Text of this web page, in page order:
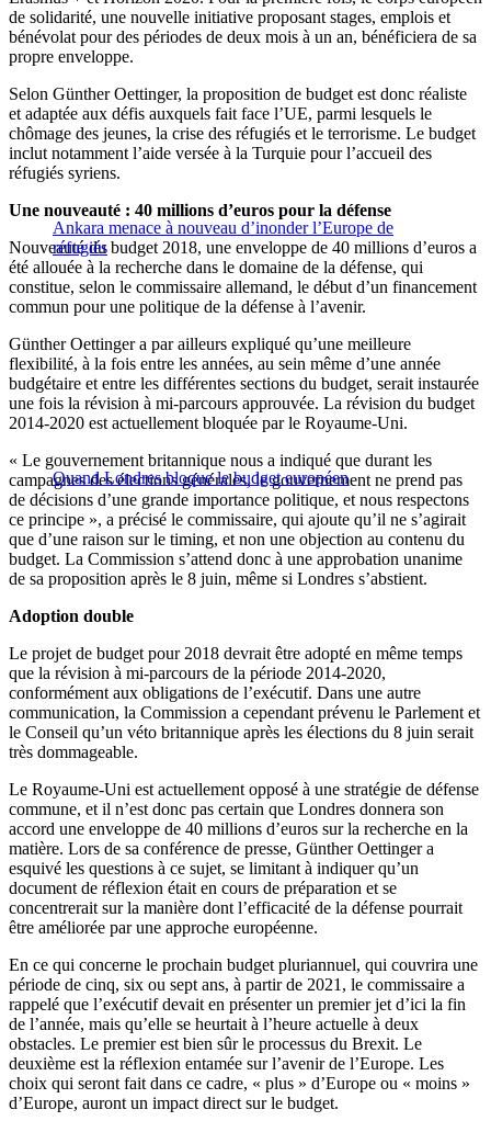
de solidarité, une nouvelle initiative proposant stages, emplois et
bénévolat pour des périodes de deux mois à un an, bénéficiera de sa
propre enveloppe.
Selon Günther Oettinger, la proposition de budget est donc réaliste
et adaptée aux défis auxquels fait face l’UE, parmi lesquels le
chômage des jeunes, la crise des réfugiés et le terrorisme. Le budget
inclut notamment l’aide versée à la Turquie pour l’accueil des
réfugiés syriens.
Ankara menace à nouveau d’inonder l’Europe de
réfugiés
Une nouveauté : 40 millions d’euros pour la défense
Nouveauté du budget 2018, une enveloppe de 40 millions d’euros a
été allouée à la recherche dans le domaine de la défense, qui
constitue, selon le commissaire allemand, le début d’un financement
commun pour une politique de la défense à l’avenir.
Günther Oettinger a par ailleurs expliqué qu’une meilleure
flexibilité, à la fois entre les années, au sein même d’une année
budgétaire et entre les différentes sections du budget, serait instaurée
une fois la révision à mi-parcours approuvée. La révision du budget
2014-2020 est actuellement bloquée par le Royaume-Uni.
Quand Londres bloque le budget européen
« Le gouvernement britannique nous a indiqué que durant les
campagnes des élections générales, le gouvernement ne prend pas
de décisions d’une grande importance politique, et nous respectons
ce principe », a précisé le commissaire, qui ajoute qu’il ne s’agirait
que d’une raison sur le timing, et non une objection au contenu du
budget. La Commission s’attend donc à une approbation unanime
de sa proposition après le 8 juin, même si Londres s’abstient.
Adoption double
Le projet de budget pour 2018 devrait être adopté en même temps
que la révision à mi-parcours de la période 2014-2020,
conformément aux obligations de l’exécutif. Dans une autre
communication, la Commission a cependant prévenu le Parlement et
le Conseil qu’un véto britannique après les élections du 8 juin serait
très dommageable.
Le Royaume-Uni est actuellement opposé à une stratégie de défense
commune, et il n’est donc pas certain que Londres donnera son
accord une enveloppe de 40 millions d’euros sur la recherche en la
matière. Lors de sa conférence de presse, Günther Oettinger a
esquivé les questions à ce sujet, se limitant à indiquer qu’un
document de réflexion était en cours de préparation et se
concentrerait sur la manière dont l’efficacité de la défense pourrait
être améliorée par une approche européenne.
En ce qui concerne le prochain budget pluriannuel, qui couvrira une
période de cinq, six ou sept ans, à partir de 2021, le commissaire a
rappelé que l’exécutif devait en présenter un premier jet d’ici la fin
de l’année, mais qu’elle se heurtait à l’heure actuelle à deux
obstacles. Le premier est bien sûr le processus du Brexit. Le
deuxième est la réflexion entamée sur l’avenir de l’Europe. Les
choix qui seront fait dans ce cadre, « plus » d’Europe ou « moins »
d’Europe, auront un impact direct sur le budget.